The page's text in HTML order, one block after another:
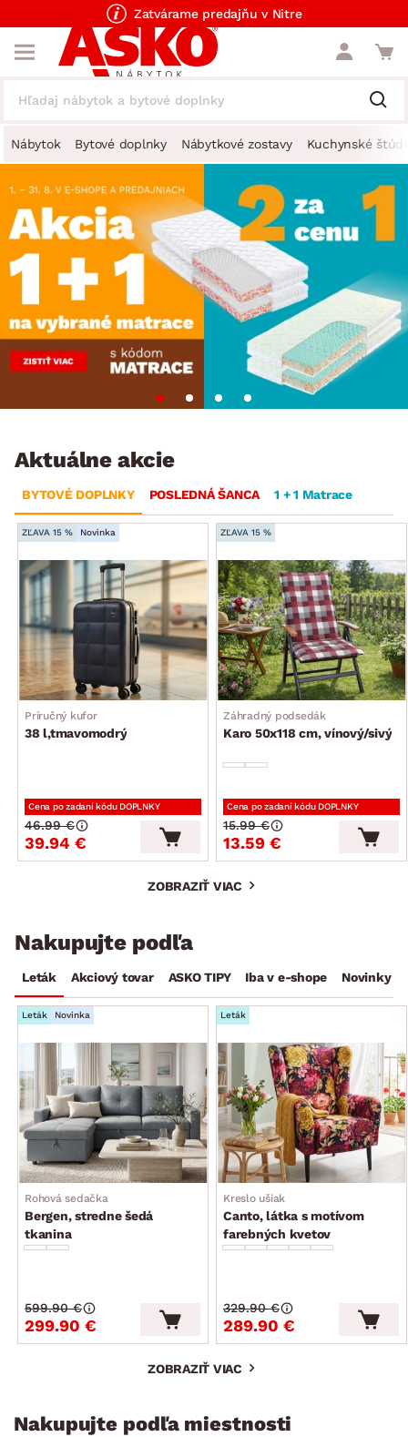
Zatvárame predajňu v Nitre
Nábytok Bytové doplnky Nábytkové zostavy Kuchynské
Aktuálne akcie
BYTOVÉ DOPLNKY POSLEDNÁ ŠANCA 1 + 1 Matrace
ZĽAVA 15 % Novinka
Príručný kufor
38 l,tmavomodrý
Cena po zadaní kódu DOPLNKY
39.94 €
46.99 €
ZĽAVA 15 %
Záhradný podsedák
Karo 50x118 cm, vínový/sivý
Cena po zadaní kódu DOPLNKY
13.59 €
15.99 €
ZOBRAZIŤ VIAC
Nakupujte podľa
Leták Akciový tovar ASKO TIPY Iba v e-shope Novinky
Leták Novinka
Rohová sedačka
Bergen, stredne šedá
tkanina
299.90 €
599.90 €
Leták
Kreslo ušiak
Canto, látka s motívom
farebných kvetov
289.90 €
329.90 €
ZOBRAZIŤ VIAC
Nakupujte podľa miestnosti